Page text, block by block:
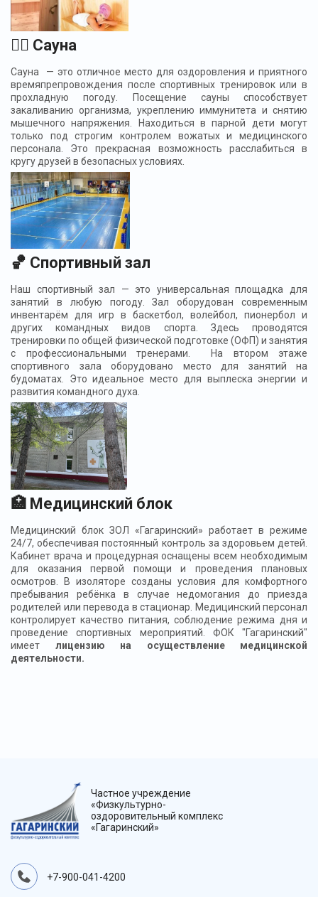
🧖‍♀️ Сауна
Сауна — это отличное место для оздоровления и приятного
времяпрепровождения после спортивных тренировок или в
прохладную погоду. Посещение сауны способствует
закаливанию организма, укреплению иммунитета и снятию
мышечного напряжения. Находиться в парной дети могут
только под строгим контролем вожатых и медицинского
персонала. Это прекрасная возможность расслабиться в
кругу друзей в безопасных условиях.
🏀 Спортивный зал
Наш спортивный зал — это универсальная площадка для
занятий в любую погоду. Зал оборудован современным
инвентарём для игр в баскетбол, волейбол, пионербол и
других командных видов спорта. Здесь проводятся
тренировки по общей физической подготовке (ОФП) и занятия
с профессиональными тренерами. На втором этаже
спортивного зала оборудовано место для занятий на
будоматах. Это идеальное место для выплеска энергии и
развития командного духа.
🏥 Медицинский блок
Медицинский блок ЗОЛ «Гагаринский» работает в режиме
24/7, обеспечивая постоянный контроль за здоровьем детей.
Кабинет врача и процедурная оснащены всем необходимым
для оказания первой помощи и проведения плановых
осмотров. В изоляторе созданы условия для комфортного
пребывания ребёнка в случае недомогания до приезда
родителей или перевода в стационар. Медицинский персонал
контролирует качество питания, соблюдение режима дня и
проведение спортивных мероприятий. ФОК "Гагаринский"
имеет лицензию на осуществление медицинской
деятельности.
Частное учреждение
«Физкультурно-
оздоровительный комплекс
«Гагаринский»
+7-900-041-4200